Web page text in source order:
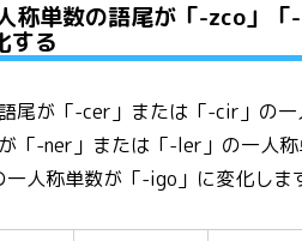
単数の語尾が「-zco」「-
する
尾が「-cer」または「-cir」の
「-ner」または「-ler」の一人
人称単数が「-igo」に変化しま